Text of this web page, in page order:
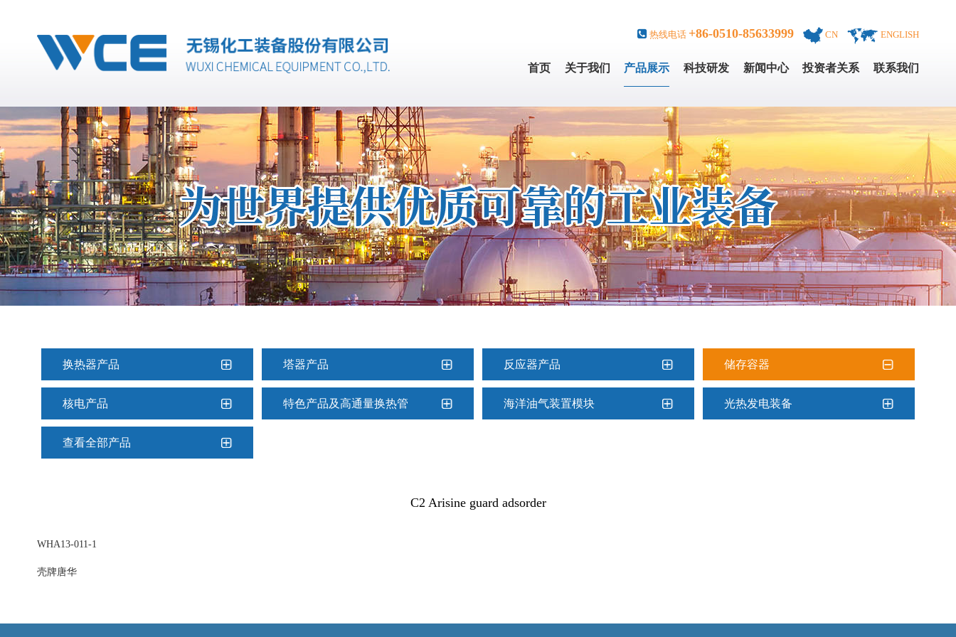
热线电话 +86-0510-85633999 CN ENGLISH
首页 关于我们 产品展示 科技研发 新闻中心 投资者关系 联系我们
换热器产品 塔器产品 反应器产品 储存容器
核电产品 特色产品及高通量换热管 海洋油气装置模块 光热发电装备
查看全部产品
C2 Arisine guard adsorder
WHA13-011-1
壳牌唐华